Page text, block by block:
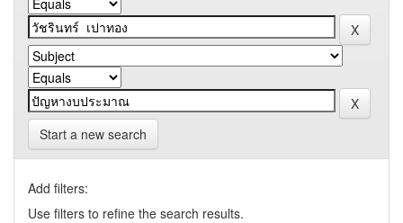
Start a new search
Add filters:
Use filters to refine the search results.